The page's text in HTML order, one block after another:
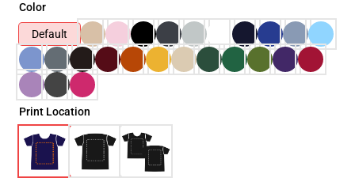
Color
Default
Print Location